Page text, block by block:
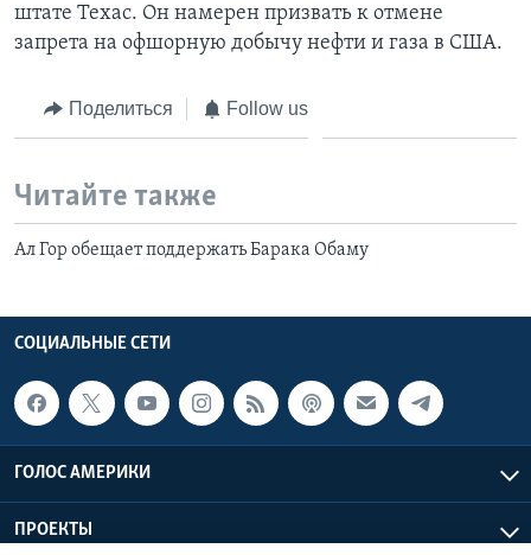
штате Техас. Он намерен призвать к отмене
запрета на офшорную добычу нефти и газа в США.
Поделиться Follow us
Читайте также
Ал Гор обещает поддержать Барака Обаму
СОЦИАЛЬНЫЕ СЕТИ
ГОЛОС АМЕРИКИ
ПРОЕКТЫ